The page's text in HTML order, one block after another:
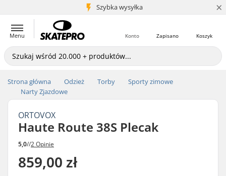
Szybka wysyłka
5+ mln klientów ×
Menu Koszyk
Zapisano
Konto
Strona główna Odzież Torby
Sporty zimowe
Narty Zjazdowe
ORTOVOX
Haute Route 38S Plecak
5,0//2 Opinie
859,00 zł